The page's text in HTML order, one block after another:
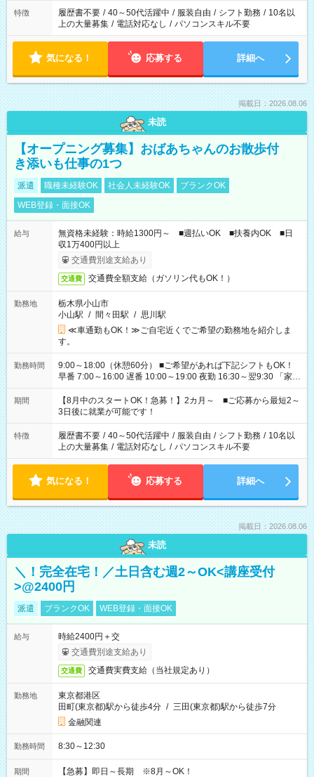
特徴 履歴書不要 / 40～50代活躍中 / 服装自由 / シフト勤務 / 10名以
上の大量募集 / 電話対応なし / パソコンスキル不要
気になる！ 応募する 詳細へ
掲載日：2026.08.06
未読
【オープニング募集】おばあちゃんのお散歩付
き添いも仕事の1つ
派遣 職種未経験OK 社会人未経験OK
ブランクOK
WEB登録・面接OK
給与
無資格未経験：時給1300円～ ■週払いOK ■扶養内OK ■日
収1万400円以上
交通費別途支給あり
交通費 交通費全額支給（ガソリン代もOK！）
勤務地
栃木県小山市
小山駅 / 間々田駅 / 思川駅
≪車通勤もOK！≫ご自宅近くでご希望の勤務地を紹介しま
す。
勤務時間
9:00～18:00（休憩60分） ■ご希望があれば下記シフトもOK！
早番 7:00～16:00 遅番 10:00～19:00 夜勤 16:30～翌9:30 「家族
と休みを合わせたい」 「余裕を持って夕飯の準備がしたい」
「できれば残業はしたくない」 など、ご希望を教えてください
ね。 ※Wワーク希望の方へ 今ご覧のお仕事で希望する勤務時間
と、もう1つのお仕事の勤務時間。 合計で週40時間を超える場
合は応募できません。
期間
【8月中のスタートOK！急募！】2カ月～ ■ご応募から最短2～
3日後に就業が可能です！
特徴 履歴書不要 / 40～50代活躍中 / 服装自由 / シフト勤務 / 10名以
上の大量募集 / 電話対応なし / パソコンスキル不要
気になる！ 応募する 詳細へ
掲載日：2026.08.06
未読
＼！完全在宅！／土日含む週2～OK<講座受付
>@2400円
派遣 ブランクOK WEB登録・面接OK
給与
時給2400円＋交
交通費別途支給あり
交通費 交通費実費支給（当社規定あり）
勤務地
東京都港区
田町(東京都)駅から徒歩4分 / 三田(東京都)駅から徒歩7分
金融関連
勤務時間 8:30～12:30
期間 【急募】即日～長期 ※8月～OK！